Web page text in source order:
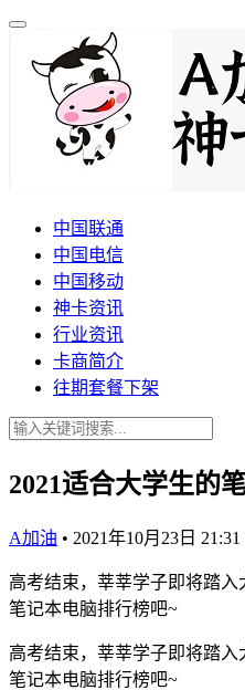
中国联通
中国电信
中国移动
神卡资讯
行业资讯
卡商简介
往期套餐下架
2021适合大学生的
A加油 • 2021年10月23日 21:31
高考结束，莘莘学子即将踏
笔记本电脑排行榜吧~
高考结束，莘莘学子即将踏
笔记本电脑排行榜吧~